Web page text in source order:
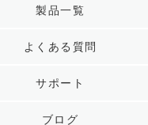
製品一覧
よくある質問
サポート
ブログ